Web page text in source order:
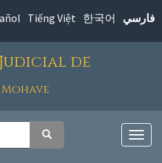
Tiếng Việt 한국어 فارسي
de
Buscar